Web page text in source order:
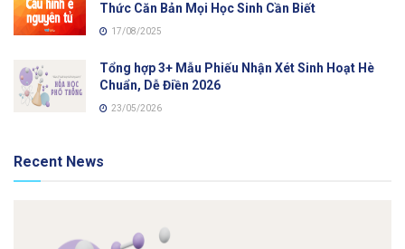
Thức Căn Bản Mọi Học Sinh Cần Biết
17/08/2025
Tổng hợp 3+ Mẫu Phiếu Nhận Xét Sinh Hoạt Hè
Chuẩn, Dễ Điền 2026
23/05/2026
Recent News